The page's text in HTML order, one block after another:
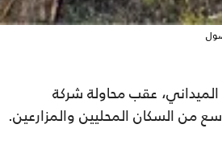
عقب محاولة شركة
السكان المحليين والمزارعين.